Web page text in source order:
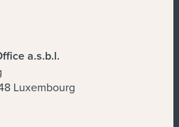
a.s.b.l.
Luxembourg